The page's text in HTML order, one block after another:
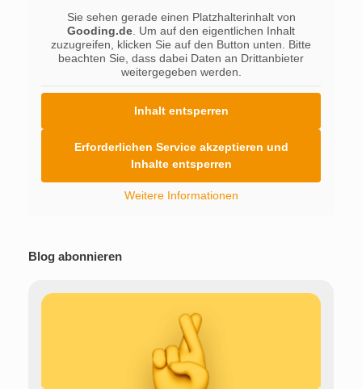
Sie sehen gerade einen Platzhalterinhalt von
Gooding.de . Um auf den eigentlichen Inhalt
zuzugreifen, klicken Sie auf den Button unten. Bitte
beachten Sie, dass dabei Daten an Drittanbieter
weitergegeben werden.
Inhalt entsperren
Erforderlichen Service akzeptieren und
Inhalte entsperren
Weitere Informationen
Blog abonnieren